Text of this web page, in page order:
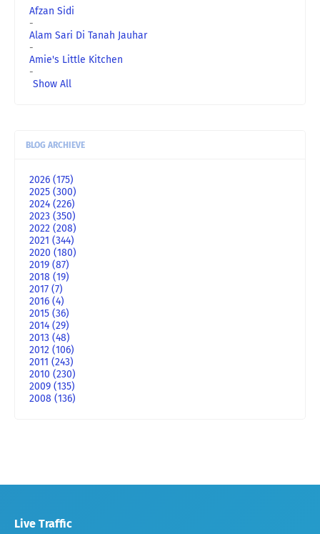
Afzan Sidi
-
Alam Sari Di Tanah Jauhar
-
Amie's Little Kitchen
-
Show All
BLOG ARCHIEVE
2026 (175)
2025 (300)
2024 (226)
2023 (350)
2022 (208)
2021 (344)
2020 (180)
2019 (87)
2018 (19)
2017 (7)
2016 (4)
2015 (36)
2014 (29)
2013 (48)
2012 (106)
2011 (243)
2010 (230)
2009 (135)
2008 (136)
Live Traffic